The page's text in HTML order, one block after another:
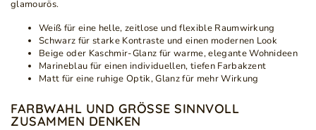
glamourös.
Weiß für eine helle, zeitlose und flexible Raumwirkung
Schwarz für starke Kontraste und einen modernen Look
Beige oder Kaschmir-Glanz für warme, elegante Wohnideen
Marineblau für einen individuellen, tiefen Farbakzent
Matt für eine ruhige Optik, Glanz für mehr Wirkung
FARBWAHL UND GRÖSSE SINNVOLL Z
USAMMEN DENKEN